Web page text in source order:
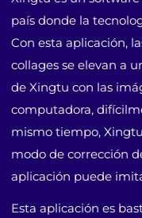
país donde la
Con esta aplicación,
collages se elevan a
de Xingtu con las
computadora,
mismo tiempo,
modo de corrección
aplicación puede
Esta aplicación es